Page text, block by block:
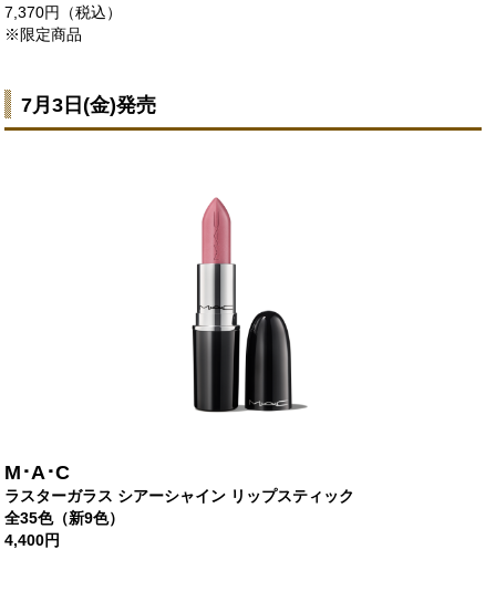
7,370円（税込）
※限定商品
7月3日(金)発売
M･A･C
ラスターガラス シアーシャイン リップスティック
全35色（新9色）
4,400円